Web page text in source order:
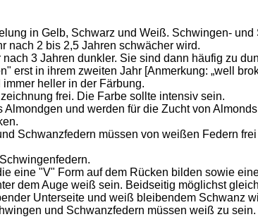
in Gelb, Schwarz und Weiß. Schwingen-
nach 2 bis 2,5 Jahren schwächer wird.
3 Jahren dunkler. Sie sind dann häufig zu
erst in ihrem zweiten Jahr [Anmerkung: „well
heller in der Färbung.
frei. Die Farbe sollte intensiv sein.
und werden für die Zucht von
Schwanzfedern müssen von weißen Federn
eine "V" Form auf dem Rücken bilden sowie
dem Auge weiß sein. Beidseitig möglichst
Unterseite und weiß bleibendem Schwanz
und Schwanzfedern müssen weiß zu sein.